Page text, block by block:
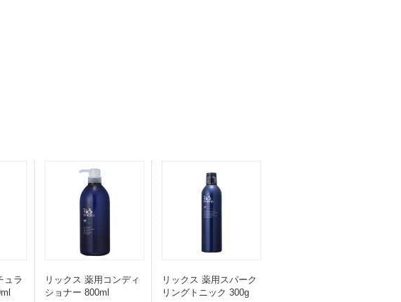
ュラ
リックス 薬用コンディ
ショナー 800ml
リックス 薬用スパーク
リングトニック 300g